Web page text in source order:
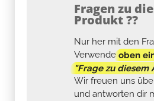
Fragen zu
Produkt ??
Nur her mit den
Verwendeoben
"Frage zu diesem
Wir freuen uns
und antworten dir